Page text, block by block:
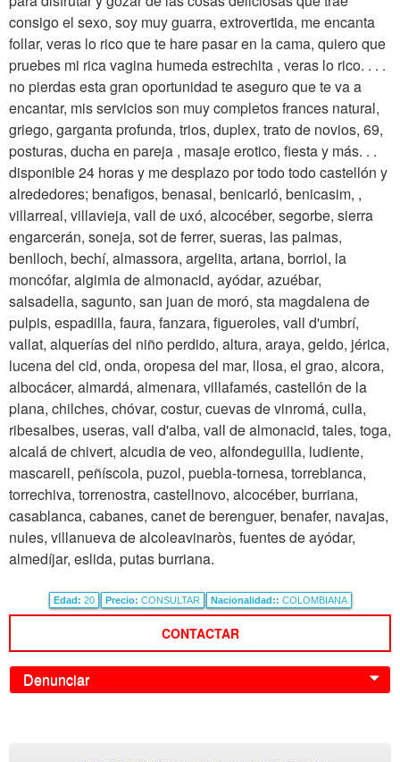
consigo el sexo, soy muy guarra, extrovertida, me encanta
follar, veras lo rico que te hare pasar en la cama, quiero que
pruebes mi rica vagina humeda estrechita , veras lo rico. . . .
no pierdas esta gran oportunidad te aseguro que te va a
encantar, mis servicios son muy completos frances natural,
griego, garganta profunda, trios, duplex, trato de novios, 69,
posturas, ducha en pareja , masaje erotico, fiesta y más. . .
disponible 24 horas y me desplazo por todo todo castellón y
alrededores; benafigos, benasal, benicarló, benicasim, ,
villarreal, villavieja, vall de uxó, alcocéber, segorbe, sierra
engarcerán, soneja, sot de ferrer, sueras, las palmas,
benlloch, bechí, almassora, argelita, artana, borriol, la
moncófar, algimia de almonacid, ayódar, azuébar,
salsadella, sagunto, san juan de moró, sta magdalena de
pulpis, espadilla, faura, fanzara, figueroles, vall d'umbrí,
vallat, alquerías del niño perdido, altura, araya, geldo, jérica,
lucena del cid, onda, oropesa del mar, llosa, el grao, alcora,
albocácer, almardá, almenara, villafamés, castellón de la
plana, chilches, chóvar, costur, cuevas de vinromá, culla,
ribesalbes, useras, vall d'alba, vall de almonacid, tales, toga,
alcalá de chivert, alcudia de veo, alfondeguilla, ludiente,
mascarell, peñíscola, puzol, puebla-tornesa, torreblanca,
torrechiva, torrenostra, castellnovo, alcocéber, burriana,
casablanca, cabanes, canet de berenguer, benafer, navajas,
nules, villanueva de alcoleavinaròs, fuentes de ayódar,
almedíjar, eslida, putas burriana.
Edad: 20 Precio: CONSULTAR Nacionalidad:: COLOMBIANA
CONTACTAR
Denunciar 0